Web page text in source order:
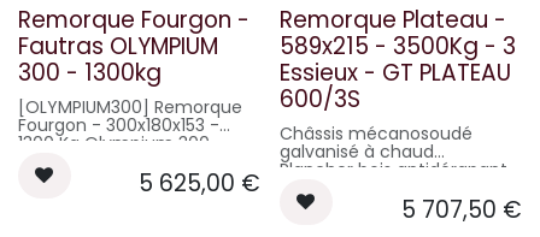
Remorque Fourgon -
Fautras OLYMPIUM
300 - 1300kg
[OLYMPIUM300] Remorque
Fourgon - 300x180x153 -
1300 Kg Olympium 300
Remorque fourgon
Châssis soudé galvanisé à
chaud avec traverses de
5 625,00 €
BIENTÔT DISPO !
Remorque Plateau -
589x215 - 3500Kg - 3
Essieux - GT PLATEAU
600/3S
Châssis mécanosoudé
galvanisé à chaud
Plancher bois antidérapant
Arrimage intégré dans le
châssis
Essieu galvanisé à5 707,50 €